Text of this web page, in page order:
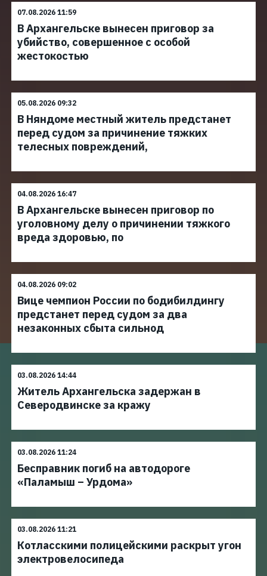
07.08.2026 11:59
В Архангельске вынесен приговор за
убийство, совершенное с особой
жестокостью
05.08.2026 09:32
В Няндоме местный житель предстанет
перед судом за причинение тяжких
телесных повреждений,
04.08.2026 16:47
В Архангельске вынесен приговор по
уголовному делу о причинении тяжкого
вреда здоровью, по
04.08.2026 09:02
Вице чемпион России по бодибилдингу
предстанет перед судом за два
незаконных сбыта сильнод
03.08.2026 14:44
Житель Архангельска задержан в
Северодвинске за кражу
03.08.2026 11:24
Бесправник погиб на автодороге
«Паламыш – Урдома»
03.08.2026 11:21
Котласскими полицейскими раскрыт угон
электровелосипеда